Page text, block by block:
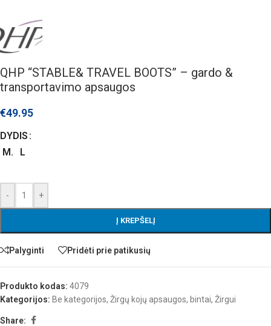
QHP “STABLE& TRAVEL BOOTS” – gardo &
transportavimo apsaugos
€49.95
DYDIS
M.
L
- +
Į KREPŠELĮ
Palyginti Pridėti prie patikusių
Produkto kodas: 4079
Kategorijos: Be kategorijos, Žirgų kojų apsaugos, bintai, Žirgui
Share: